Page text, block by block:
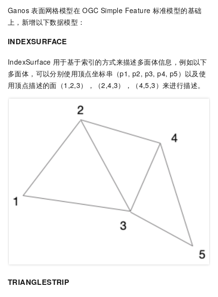
Ganos 表面网格模型在 OGC Simple Feature 标准模型的基础
上，新增以下数据模型：
INDEXSURFACE
IndexSurface 用于基于索引的方式来描述多面体信息，例如以下
多面体，可以分别使用顶点坐标串（p1, p2, p3, p4, p5）以及使
用顶点描述的面（1,2,3），（2,4,3），（4,5,3）来进行描述。
TRIANGLESTRIP